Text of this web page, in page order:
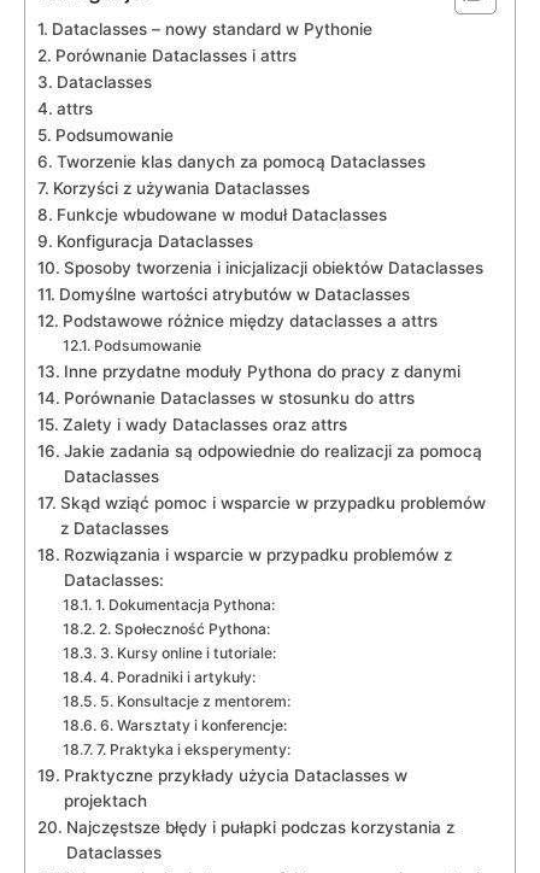
Dataclasses – ​nowy ‍standard‍ w ​Pythonie
Porównanie Dataclasses i⁢ attrs
Dataclasses
attrs
Podsumowanie
Tworzenie klas danych za pomocą⁢ Dataclasses
Korzyści​ z używania‍ Dataclasses
Funkcje wbudowane w moduł Dataclasses
Konfiguracja ‍Dataclasses
Sposoby tworzenia i inicjalizacji obiektów Dataclasses
Domyślne wartości atrybutów ⁣w Dataclasses
Podstawowe różnice między ⁣dataclasses⁢ a‍ attrs
Podsumowanie
Inne przydatne⁣ moduły Pythona do pracy z‌ danymi
Porównanie Dataclasses w stosunku do attrs
Zalety i wady Dataclasses oraz attrs
Jakie ⁢zadania są odpowiednie do ⁣realizacji za pomocą
Dataclasses
Skąd⁣ wziąć pomoc i​ wsparcie w​ przypadku ​problemów
z Dataclasses
Rozwiązania i wsparcie⁣ w przypadku problemów z
Dataclasses:
1. Dokumentacja Pythona:
2.‍ Społeczność Pythona:
3. Kursy online i ‌tutoriale:
4. Poradniki i artykuły:
5. Konsultacje z mentorem:
6.‍ Warsztaty i konferencje:
7. ⁢Praktyka i ⁢eksperymenty:
Praktyczne‌ przykłady⁣ użycia ‍Dataclasses ​w
projektach
Najczęstsze‌ błędy i pułapki podczas korzystania z
Dataclasses